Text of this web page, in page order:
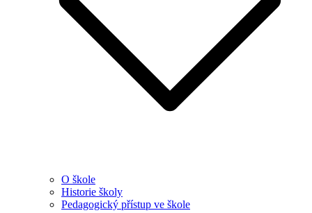
O škole
Historie školy
Pedagogický přístup ve škole